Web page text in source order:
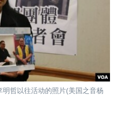
哲以往活动的照片(美国之音杨